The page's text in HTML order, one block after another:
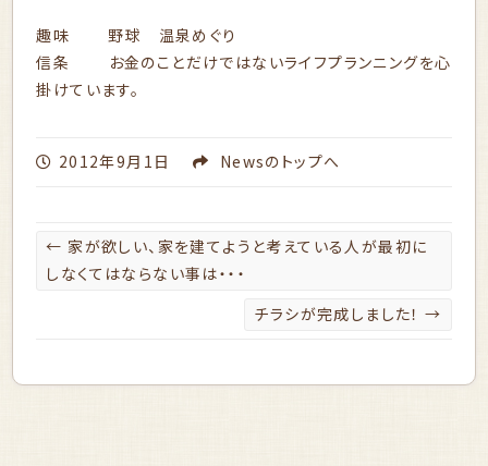
趣味 野球 温泉めぐり
信条 お金のことだけではないライフプランニングを心
掛けています。
2012年9月1日 Newsのトップへ
← 家が欲しい、家を建てようと考えている人が最初に
しなくてはならない事は・・・
チラシが完成しました！→